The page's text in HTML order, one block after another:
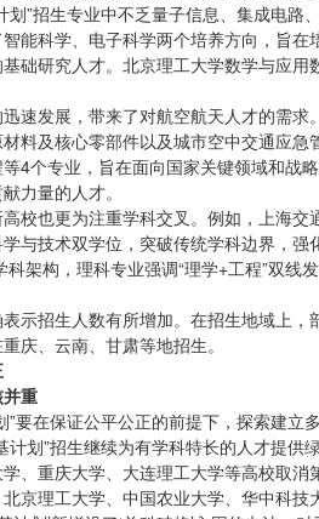
划”招生专业中不乏量子信息、集成电路
能科学、电子科学两个培养方向，旨
础研究人才。北京理工大学数学与应
速发展，带来了对航空航天人才的需
料及核心零部件以及城市空中交通应
4个专业，旨在面向国家关键领域和战
力量的人才。
校也更为注重学科交叉。例如，上海
技术双学位，突破传统学科边界，强
科架构，理科专业强调“理学+工程”双
示招生人数有所增加。在招生地域上
庆、云南、甘肃等地招生。
重
”要在保证公平公正的前提下，探索建立
计划”招生继续为有学科特长的人才提
、重庆大学、大连理工大学等高校取
京理工大学、中国农业大学、华中科